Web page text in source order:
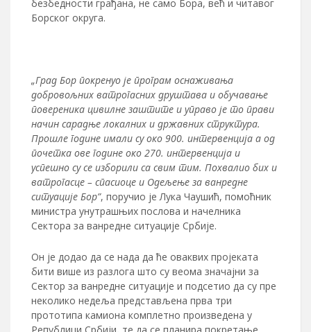
безбедности грађана, не само Бора, већ и читавог
Борског округа.
„Град Бор покренуо је програм оснаживања
добровољних ватрогасних друштава и обучавање
повереника цивилне заштите и управо је то прави
начин сарадње локалних и државних структура.
Прошле године имали су око 900. интервенција а од
почетка ове године око 270. интервенција и
успешно су се изборили са свим тим. Похвалио бих и
ватрогасце – спасиоце и Одељење за ванредне
ситуације Бор”, поручио је Лука Чаушић, помоћник
министра унутрашњих послова и начелника
Сектора за ванредне ситуације Србије.
Он је додао да се нада да ће оваквих пројеката
бити више из разлога што су веома значајни за
Сектор за ванредне ситуације и подсетио да су пре
неколико недеља представљена прва три
прототипа камиона комплетно произведена у